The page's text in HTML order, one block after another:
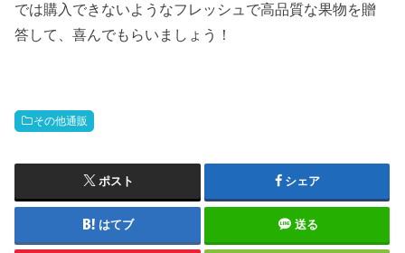
では購入できないようなフレッシュで高品質な果物を贈
答して、喜んでもらいましょう！
その他通販
ポスト シェア
はてブ 送る